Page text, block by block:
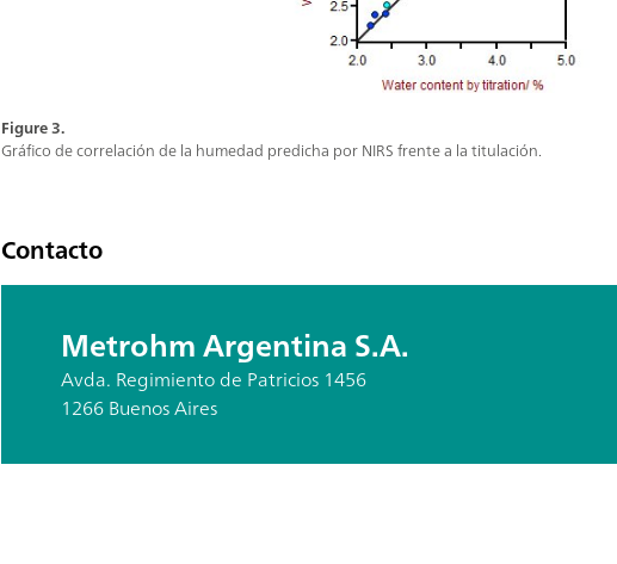
Figure 3.
Gráfico de correlación de la humedad predicha por NIRS frente a la titulación.
Contacto
Metrohm Argentina S.A.
Avda. Regimiento de Patricios 1456
1266 Buenos Aires